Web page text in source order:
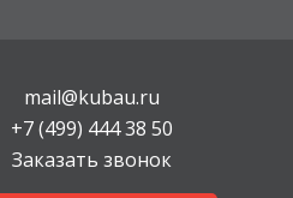
mail@kubau.ru
+7 (499) 444 38 50
Заказать звонок